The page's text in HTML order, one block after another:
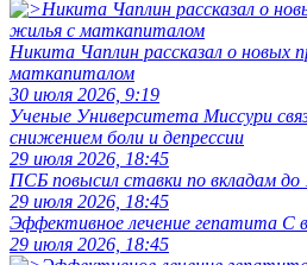
Никита Чаплин рассказал о новых
маткапиталом
30 июля 2026, 9:19
Ученые Университета Миссури
снижением боли и депрессии
29 июля 2026, 18:45
ПСБ повысил ставки по вкладам до
29 июля 2026, 18:45
Эффективное лечение гепатита C
29 июля 2026, 18:45